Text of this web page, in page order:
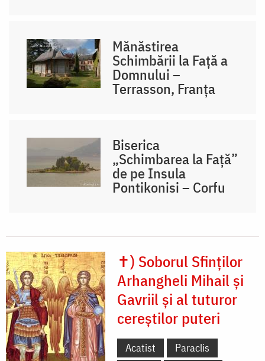
Mănăstirea
Schimbării la Față a
Domnului –
Terrasson, Franţa
Biserica
„Schimbarea la Față”
de pe Insula
Pontikonisi – Corfu
✝) Soborul Sfinților
Arhangheli Mihail și
Gavriil și al tuturor
cereștilor puteri
Acatist
Paraclis